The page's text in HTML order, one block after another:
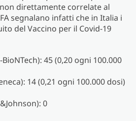
direttamente correlate al
segnalano infatti che in Italia i
del Vaccino per il Covid-19
45 (0,20 ogni 100.000
14 (0,21 ogni 100.000 dosi)
0